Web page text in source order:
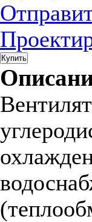
Купить